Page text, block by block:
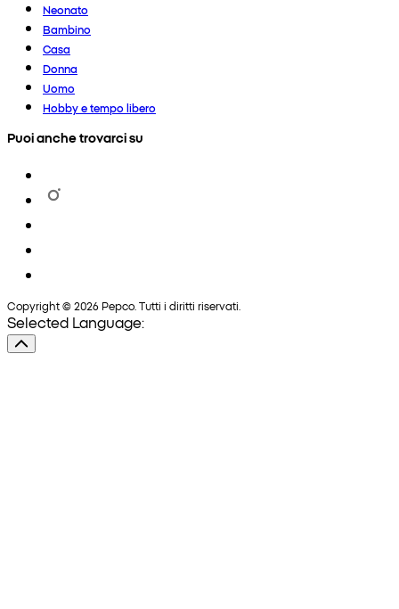
Neonato
Bambino
Casa
Donna
Uomo
Hobby e tempo libero
Puoi anche trovarci su
Copyright © 2026 Pepco. Tutti i diritti riservati.
Selected Language: